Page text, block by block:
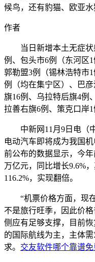
候鸟，还有豹猫、欧亚水
作者
当日新增本土无症状
例、包头市6例（东河区
郭勒盟3例（锡林浩特市
例（均在集宁区）、巴
旗16例、乌拉特后旗4例
拉善右旗6例、策克口岸1
中新网11月9日电（中
电动汽车即将成为我国
前公布的数据显示，今
万亿元，同比增长9.6%
116.2%，实现翻倍。
“机票价格方面，现在
不是旅行旺季，因此价
侧应有足够支撑，目前
的国际航线为主，主体
求。 交友软件哪个靠谱免